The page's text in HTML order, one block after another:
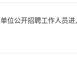
位公开招聘工作人员进